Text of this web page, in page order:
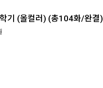
기 (올컬러) (총104화/완결)